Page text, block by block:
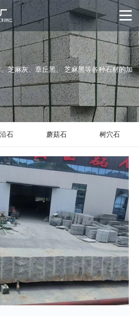
芝麻灰、章丘黑、 芝麻黑等各种石材的加
石 蘑菇石 树穴石